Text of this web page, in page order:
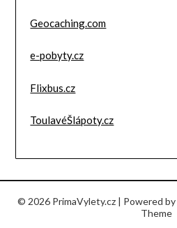
Geocaching.com
e-pobyty.cz
Flixbus.cz
ToulavéŠlápoty.cz
© 2026 PrimaVylety.cz | Powered by
Theme